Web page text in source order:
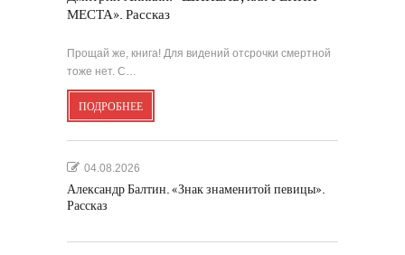
МЕСТА». Рассказ
Прощай же, книга! Для видений отсрочки смертной
тоже нет. С…
ПОДРОБНЕЕ
04.08.2026
Александр Балтин. «Знак знаменитой певицы».
Рассказ